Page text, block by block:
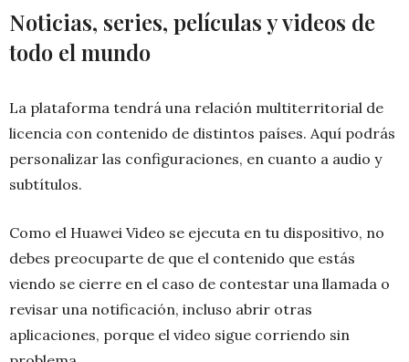
Noticias, series, películas y videos de
todo el mundo
La plataforma tendrá una relación multiterritorial de
licencia con contenido de distintos países. Aquí podrás
personalizar las configuraciones, en cuanto a audio y
subtítulos.
Como el Huawei Video se ejecuta en tu dispositivo, no
debes preocuparte de que el contenido que estás
viendo se cierre en el caso de contestar una llamada o
revisar una notificación, incluso abrir otras
aplicaciones, porque el video sigue corriendo sin